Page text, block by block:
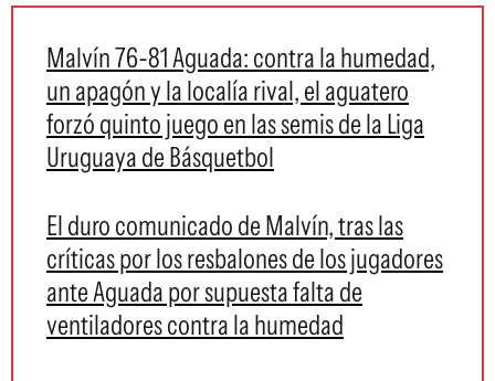
Malvín 76-81 Aguada: contra la humedad,
un apagón y la localía rival, el aguatero
forzó quinto juego en las semis de la Liga
Uruguaya de Básquetbol
El duro comunicado de Malvín, tras las
críticas por los resbalones de los jugadores
ante Aguada por supuesta falta de
ventiladores contra la humedad